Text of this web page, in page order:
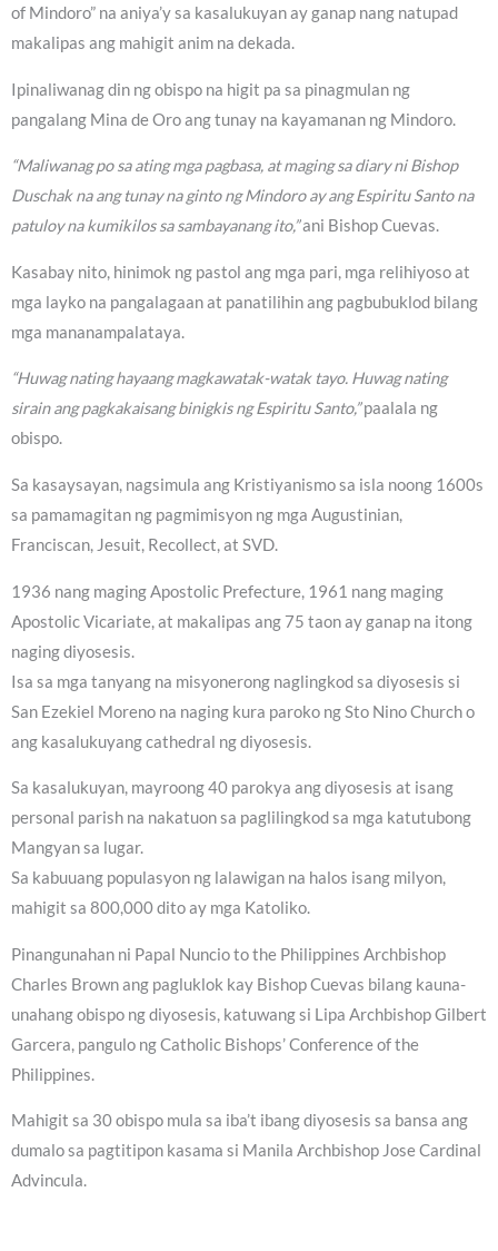
of Mindoro” na aniya’y sa kasalukuyan ay ganap nang natupad
makalipas ang mahigit anim na dekada.
Ipinaliwanag din ng obispo na higit pa sa pinagmulan ng
pangalang Mina de Oro ang tunay na kayamanan ng Mindoro.
“Maliwanag po sa ating mga pagbasa, at maging sa diary ni Bishop
Duschak na ang tunay na ginto ng Mindoro ay ang Espiritu Santo na
patuloy na kumikilos sa sambayanang ito,”ani Bishop Cuevas.
Kasabay nito, hinimok ng pastol ang mga pari, mga relihiyoso at
mga layko na pangalagaan at panatilihin ang pagbubuklod bilang
mga mananampalataya.
“Huwag nating hayaang magkawatak-watak tayo. Huwag nating
sirain ang pagkakaisang binigkis ng Espiritu Santo,”paalala ng
obispo.
Sa kasaysayan, nagsimula ang Kristiyanismo sa isla noong 1600s
sa pamamagitan ng pagmimisyon ng mga Augustinian,
Franciscan, Jesuit, Recollect, at SVD.
1936 nang maging Apostolic Prefecture, 1961 nang maging
Apostolic Vicariate, at makalipas ang 75 taon ay ganap na itong
naging diyosesis.
Isa sa mga tanyang na misyonerong naglingkod sa diyosesis si
San Ezekiel Moreno na naging kura paroko ng Sto Nino Church o
ang kasalukuyang cathedral ng diyosesis.
Sa kasalukuyan, mayroong 40 parokya ang diyosesis at isang
personal parish na nakatuon sa paglilingkod sa mga katutubong
Mangyan sa lugar.
Sa kabuuang populasyon ng lalawigan na halos isang milyon,
mahigit sa 800,000 dito ay mga Katoliko.
Pinangunahan ni Papal Nuncio to the Philippines Archbishop
Charles Brown ang pagluklok kay Bishop Cuevas bilang kauna-
unahang obispo ng diyosesis, katuwang si Lipa Archbishop Gilbert
Garcera, pangulo ng Catholic Bishops’ Conference of the
Philippines.
Mahigit sa 30 obispo mula sa iba’t ibang diyosesis sa bansa ang
dumalo sa pagtitipon kasama si Manila Archbishop Jose Cardinal
Advincula.